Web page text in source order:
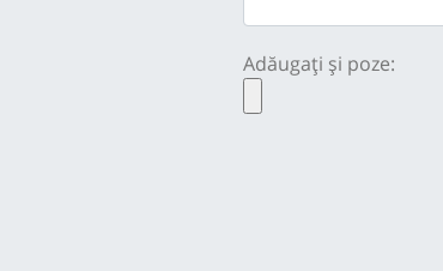
Adăugați și poze: